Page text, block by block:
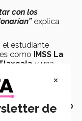
con los
explica
el estudiante
como
IMSS La
y una
trabajo,
de sus
más de 400
la semana
×
de